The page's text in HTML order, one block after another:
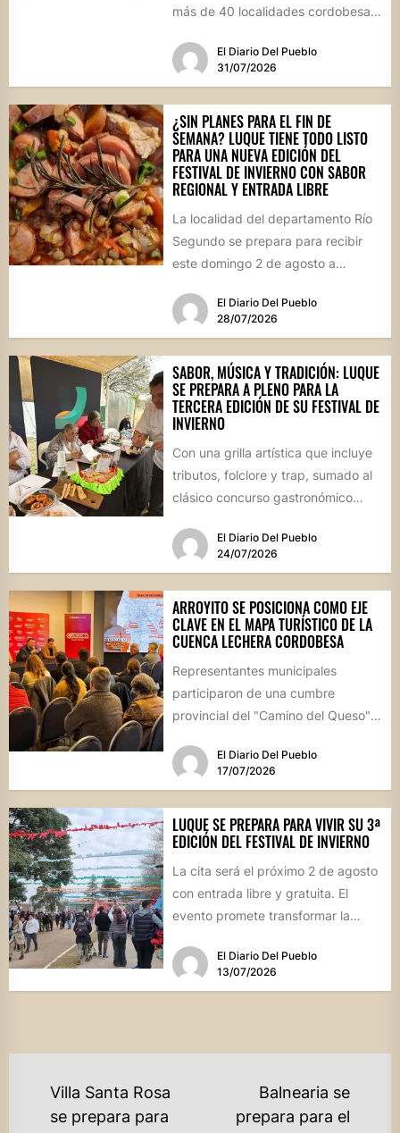
más de 40 localidades cordobesas
patrimonial....El Diario Del Pueblo
31/07/2026
¿SIN PLANES PARA EL FIN DE
SEMANA? LUQUE TIENE TODO LISTO
PARA UNA NUEVA EDICIÓN DEL
FESTIVAL DE INVIERNO CON SABOR
REGIONAL Y ENTRADA LIBRE
La localidad del departamento Río
Segundo se prepara para recibir
este domingo 2 de agosto a
El Diario Del Pueblo
28/07/2026
SABOR, MÚSICA Y TRADICIÓN: LUQUE
SE PREPARA A PLENO PARA LA
TERCERA EDICIÓN DE SU FESTIVAL DE
INVIERNO
Con una grilla artística que incluye
tributos, folclore y trap, sumado al
clásico concurso gastronómico
celebrará...El Diario Del Pueblo
24/07/2026
ARROYITO SE POSICIONA COMO EJE
CLAVE EN EL MAPA TURÍSTICO DE LA
CUENCA LECHERA CORDOBESA
Representantes municipales
participaron de una cumbre
provincial del "Camino del Queso",
identidad productiva y...
El Diario Del Pueblo
17/07/2026
LUQUE SE PREPARA PARA VIVIR SU 3ª
EDICIÓN DEL FESTIVAL DE INVIERNO
La cita será el próximo 2 de agosto
con entrada libre y gratuita. El
evento promete transformar la
El Diario Del Pueblo
13/07/2026
NAVEGACIÓN
Villa Santa Rosa
se prepara para
Balnearia se
prepara para el